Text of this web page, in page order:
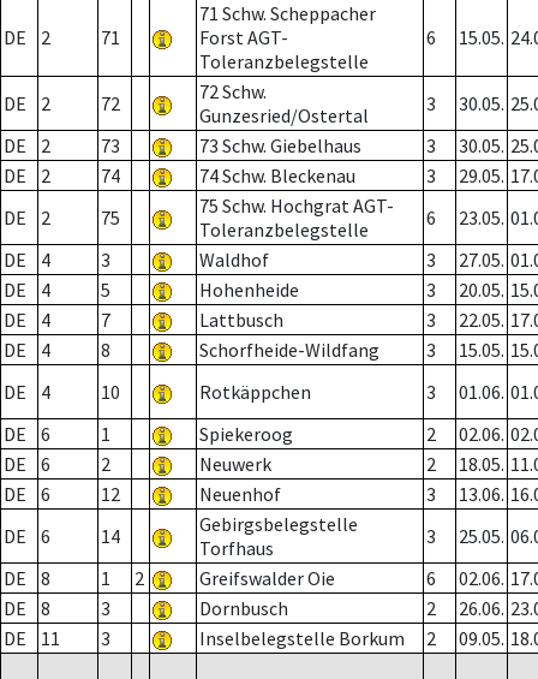
DE 2 71
71 Schw. Scheppacher
Forst AGT-
Toleranzbelegstelle
6 15.05.
DE 2 72
72 Schw.
Gunzesried/Ostertal
3 30.05.
DE
2 73 73 Schw. Giebelhaus 3 30.05.
DE
2 74 74 Schw. Bleckenau 3 29.05.
DE
2 75
75 Schw. Hochgrat AGT-
Toleranzbelegstelle
6 23.05.
DE
4 3 Waldhof 3 27.05.
DE
4 5 Hohenheide 3 20.05.
DE
4 7 Lattbusch 3 22.05.
DE
4 8 Schorfheide-Wildfang 3 15.05.
DE
4 10 Rotkäppchen 3 01.06.
DE
6 1 Spiekeroog 2 02.06.
DE
6 2 Neuwerk 2 18.05.
DE
6 12 Neuenhof 3 13.06.
DE
6 14
Gebirgsbelegstelle
Torfhaus
3 25.05.
DE
8 1 2 Greifswalder Oie 6 02.06.
DE
8 3 Dornbusch 2 26.06.
DE
11 3 Inselbelegstelle Borkum 2 09.05.